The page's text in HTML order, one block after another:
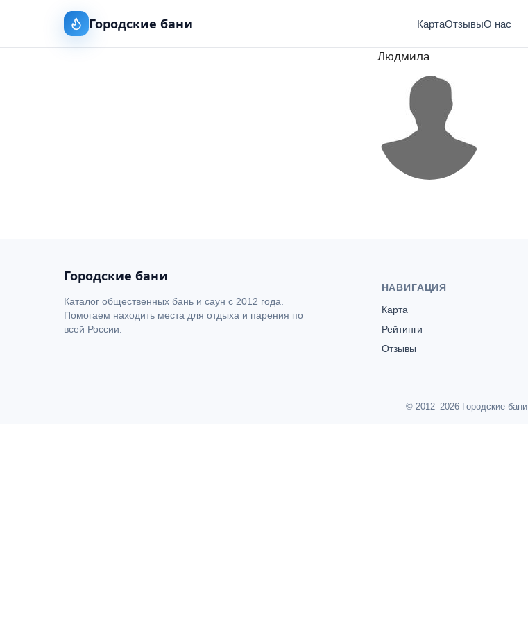
Городские бани КартаОтзывыО нас
Людмила
Городские бани
Каталог общественных бань и саун с 2012 года.
Помогаем находить места для отдыха и парения по
всей России.
НАВИГАЦИЯ
Карта
Рейтинги
Отзывы
© 2012–2026 Городские бани